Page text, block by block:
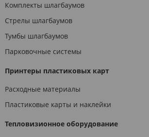
Комплекты шлагбаумов
Стрелы шлагбаумов
Тумбы шлагбаумов
Парковочные системы
Принтеры пластиковых карт
Расходные материалы
Пластиковые карты и наклейки
Тепловизионное оборудование